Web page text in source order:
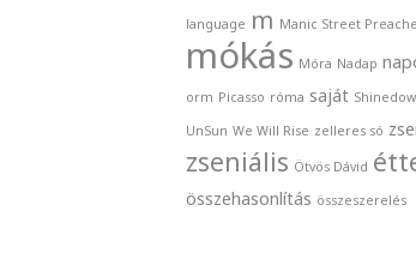
language m Manic Street
mókás Móra Nadap
orm Picasso róma saját
UnSun We Will Rise zelleres só
zseniális Ötvös Dávid
összehasonlítás összeszerelés